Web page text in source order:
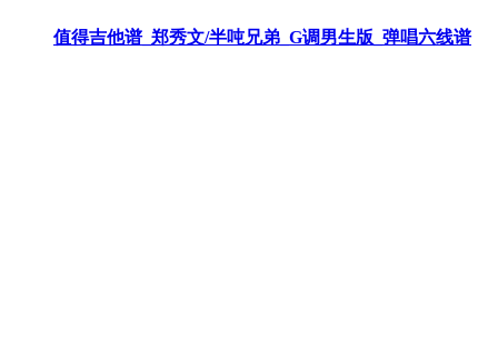
值得吉他谱_郑秀文/半吨兄弟_G调男生版_弹唱六线谱